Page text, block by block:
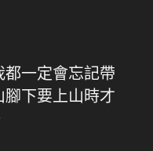
一定會忘記帶
下要上山時才